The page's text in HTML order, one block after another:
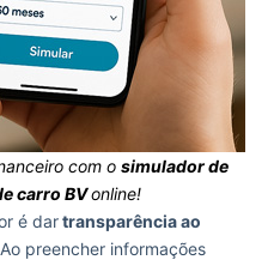
com o simulador de
carro BVonline!
é dartransparência ao
preencher informações